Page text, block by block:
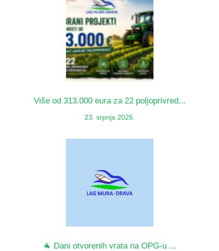
Više od 313.000 eura za 22 poljoprivred...
23. srpnja 2026.
🐐 Dani otvorenih vrata na OPG-u ...